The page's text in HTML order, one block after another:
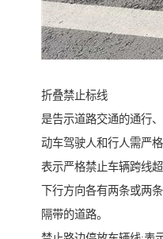
折叠禁止标线
是告示道路交通的通行
动车驾驶人和行人需严格
表示严格禁止车辆跨线
下行方向各有两条或两
隔带的道路。